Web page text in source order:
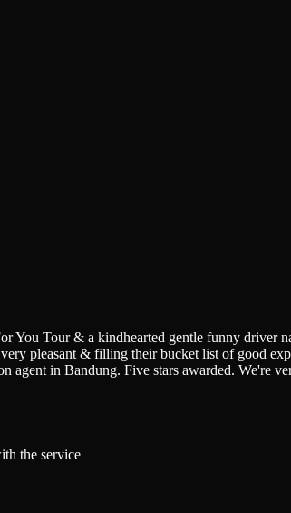
You Tour & a kindhearted gentle funny driver
pleasant & filling their bucket list of good
agent in Bandung. Five stars awarded.
the service